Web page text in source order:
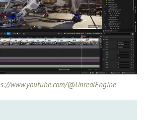
www.youtube.com/@UnrealEngine